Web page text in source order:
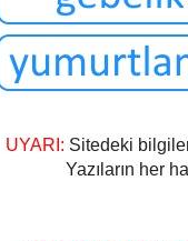
UYARI: Sitedeki
Yazıların her